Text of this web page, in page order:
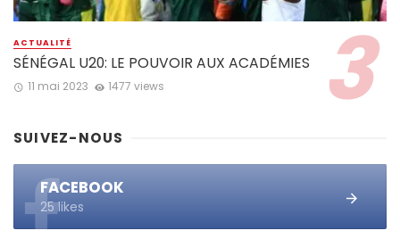
ACTUALITÉ
SÉNÉGAL U20: LE POUVOIR AUX ACADÉMIES
11 mai 2023 1477 views
SUIVEZ-NOUS
FACEBOOK
25 likes